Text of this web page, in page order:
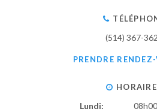
(514) 367-
PRENDRE
Lundi: